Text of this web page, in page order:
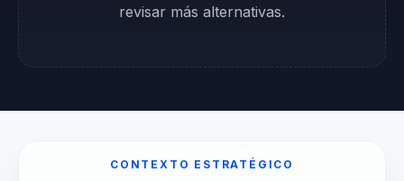
revisar más alternativas.
CONTEXTO ESTRATÉGICO